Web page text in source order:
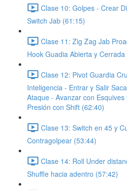
Clase 10: Golpes - Crear
Switch Jab (61:15)
Clase 11: Zig Zag Jab
Hook Guadia Abierta y
Clase 12: Pivot Guardia
Inteligencia - Entrar y Salir
Ataque - Avanzar con
Presión con Shift (62:40)
Clase 13: Switch en 45 y
Contragolpear (53:44)
Clase 14: Roll Under
Shuffle hacia adentro (57:42)